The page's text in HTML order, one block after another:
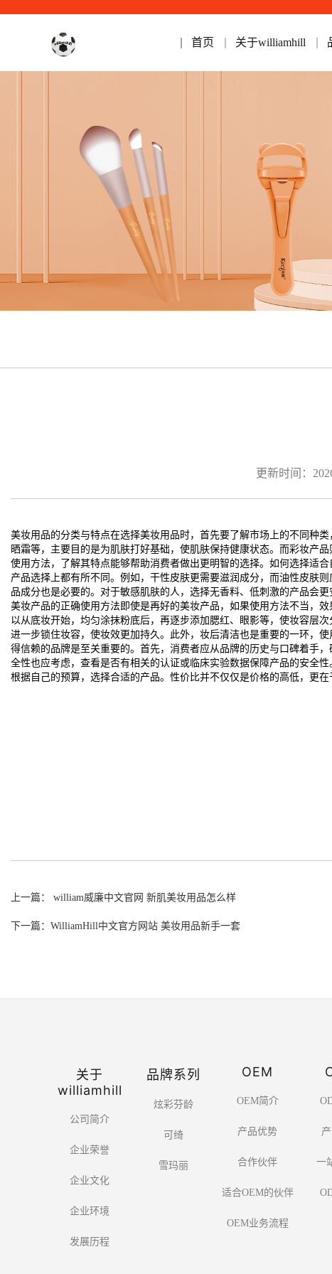
首页 关于williamhill
更新时间：
美妆用品的分类与特点在选择美妆用品时，首先要了解市场上的不同种
晒霜等，主要目的是为肌肤打好基础，使肌肤保持健康状态。而彩妆产
使用方法，了解其特点能够帮助消费者做出更明智的选择。如何选择适
产品选择上都有所不同。例如，干性皮肤更需要滋润成分，而油性皮肤
品成分也是必要的。对于敏感肌肤的人，选择无香料、低刺激的产品会
美妆产品的正确使用方法即使是再好的美妆产品，如果使用方法不当，
以从底妆开始，均匀涂抹粉底后，再逐步添加腮红、眼影等，使妆容层
进一步锁住妆容，使妆效更加持久。此外，妆后清洁也是重要的一环，
得信赖的品牌是至关重要的。首先，消费者应从品牌的历史与口碑着手
全性也应考虑，查看是否有相关的认证或临床实验数据保障产品的安全
根据自己的预算，选择合适的产品。性价比并不仅仅是价格的高低，更在
上一篇： william威廉中文官网 新肌美妆用品怎么样
下一篇：WilliamHill中文官方网站 美妆用品新手一套
关于
williamhill
公司简介
企业荣誉
企业文化
企业环境
发展历程
品牌系列
炫彩芬龄
可绮
雪玛丽
OEM
OEM简介
产品优势
合作伙伴
适合OEM的伙伴
OEM业务流程
一